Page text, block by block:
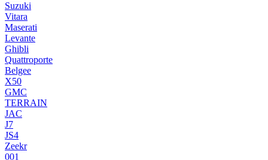
Suzuki
Vitara
Maserati
Levante
Ghibli
Quattroporte
Belgee
X50
GMC
TERRAIN
JAC
J7
JS4
Zeekr
001